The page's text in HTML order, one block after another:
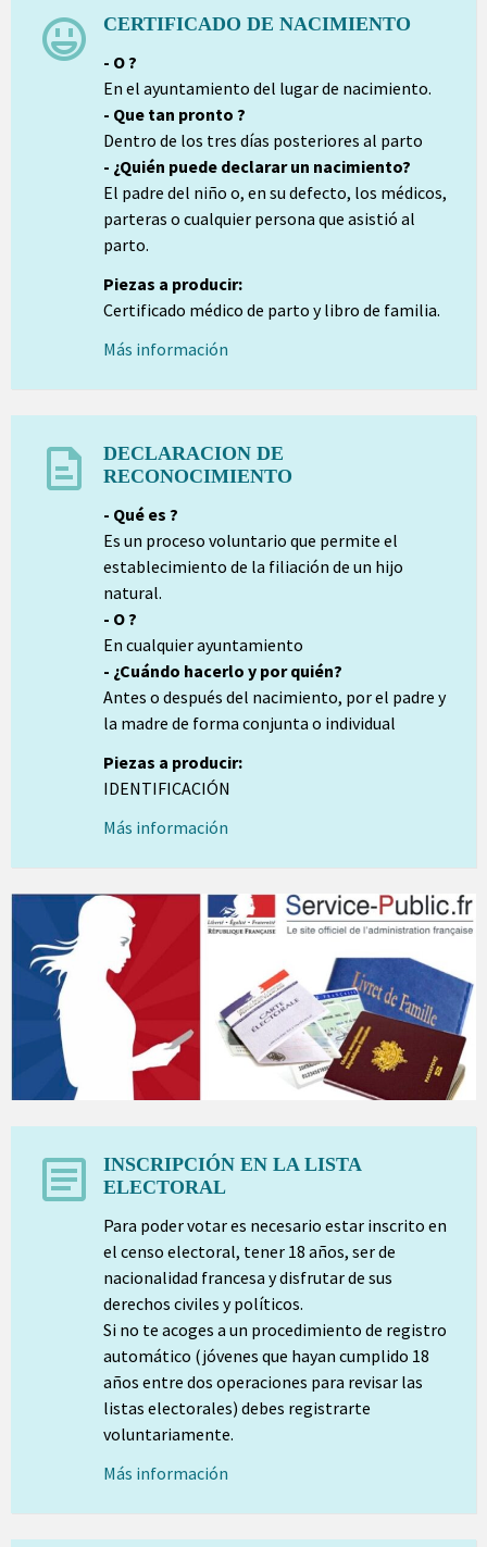
CERTIFICADO DE NACIMIENTO
- O ?
En el ayuntamiento del lugar de nacimiento.
- Que tan pronto ?
Dentro de los tres días posteriores al parto
- ¿Quién puede declarar un nacimiento?
El padre del niño o, en su defecto, los médicos,
parteras o cualquier persona que asistió al
parto.
Piezas a producir:
Certificado médico de parto y libro de familia.
Más información
DECLARACION DE
RECONOCIMIENTO
- Qué es ?
Es un proceso voluntario que permite el
establecimiento de la filiación de un hijo
natural.
- O ?
En cualquier ayuntamiento
- ¿Cuándo hacerlo y por quién?
Antes o después del nacimiento, por el padre y
la madre de forma conjunta o individual
Piezas a producir:
IDENTIFICACIÓN
Más información
INSCRIPCIÓN EN LA LISTA
ELECTORAL
Para poder votar es necesario estar inscrito en
el censo electoral, tener 18 años, ser de
nacionalidad francesa y disfrutar de sus
derechos civiles y políticos.
Si no te acoges a un procedimiento de registro
automático (jóvenes que hayan cumplido 18
años entre dos operaciones para revisar las
listas electorales) debes registrarte
voluntariamente.
Más información